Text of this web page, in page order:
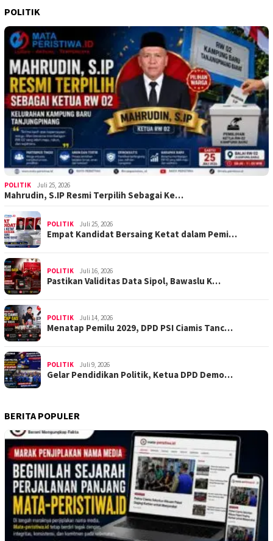
POLITIK
POLITIK Juli 25, 2026
Mahrudin, S.IP Resmi Terpilih Sebagai Ke…
POLITIK Juli 25, 2026
Empat Kandidat Bersaing Ketat dalam Pemi…
POLITIK Juli 16, 2026
Pastikan Validitas Data Sipol, Bawaslu K…
POLITIK Juli 14, 2026
Menatap Pemilu 2029, DPD PSI Ciamis Tanc…
POLITIK Juli 9, 2026
Gelar Pendidikan Politik, Ketua DPD Demo…
BERITA POPULER